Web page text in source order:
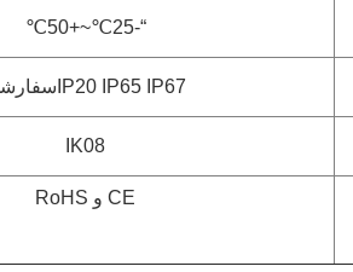
“-25℃~+50℃
IP20 IP65 IP67
IK08
CE و RoHS